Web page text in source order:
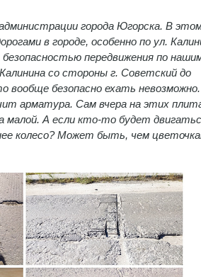
города Югорска. В
в городе, особенно по ул.
передвижения по
со стороны г. Советский до
вообще безопасно ехать невозможно.
арматура. Сам вчера на этих
малой. А если кто-то будет
колесо? Может быть, чем